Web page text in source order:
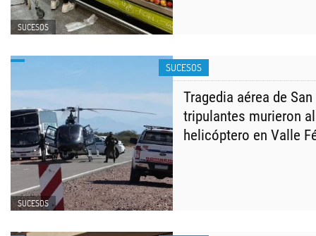
SUCESOS
SUCESOS
SUCESOS
Tragedia aérea de
tripulantes murieron
helicóptero en Valle